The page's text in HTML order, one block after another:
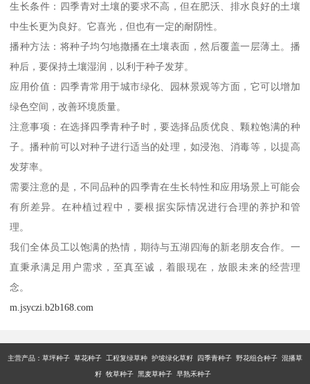
生长条件：四季青对土壤的要求不高，但在肥沃、排水良好的土壤
中生长更为良好。它喜光，但也有一定的耐阴性。
播种方法：将种子均匀地撒播在土壤表面，然后覆盖一层薄土。播
种后，要保持土壤湿润，以利于种子发芽。
应用价值：四季青常用于城市绿化、园林景观等方面，它可以增加
绿色空间，改善环境质量。
注意事项：在选择四季青种子时，要选择品质优良、颗粒饱满的种
子。播种前可以对种子进行适当的处理，如浸泡、消毒等，以提高
发芽率。
需要注意的是，不同品种的四季青在生长特性和应用场景上可能会
有所差异。在种植过程中，要根据实际情况进行合理的养护和管
理。
我们全体员工以饱满的热情，期待与五湖四海的新老朋友合作。一
直秉承满足用户需求，至真至诚，着眼现在，放眼未来的经营理
念。
m.jsyczi.b2b168.com
主营产品： 草坪种子 草花种子 工程复绿草种 护坡绿化草籽 四季青种子 野花组合种子 混播草
籽 牧草种子 黑麦草种子 早熟禾种子